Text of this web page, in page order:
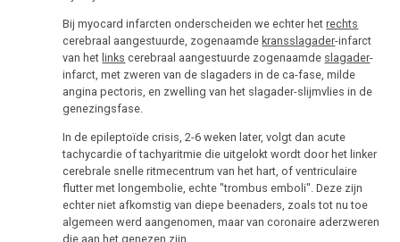
Bij myocard infarcten onderscheiden we echter hetrechts
cerebraal aangestuurde, zogenaamde kransslagader-infarct
van het links cerebraal aangestuurde zogenaamde slagader-
infarct, met zweren van de slagaders in de ca-fase, milde
angina pectoris, en zwelling van het slagader-slijmvlies in de
genezingsfase.
In de epileptoïde crisis, 2-6 weken later, volgt dan acute
tachycardie of tachyaritmie die uitgelokt wordt door het linker
cerebrale snelle ritmecentrum van het hart, of ventriculaire
flutter met longembolie, echte "trombus emboli". Deze zijn
echter niet afkomstig van diepe beenaders, zoals tot nu toe
algemeen werd aangenomen, maar van coronaire aderzweren
die aan het genezen zijn.